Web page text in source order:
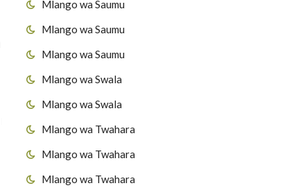
Mlango wa Saumu
Mlango wa Saumu
Mlango wa Saumu
Mlango wa Swala
Mlango wa Swala
Mlango wa Twahara
Mlango wa Twahara
Mlango wa Twahara